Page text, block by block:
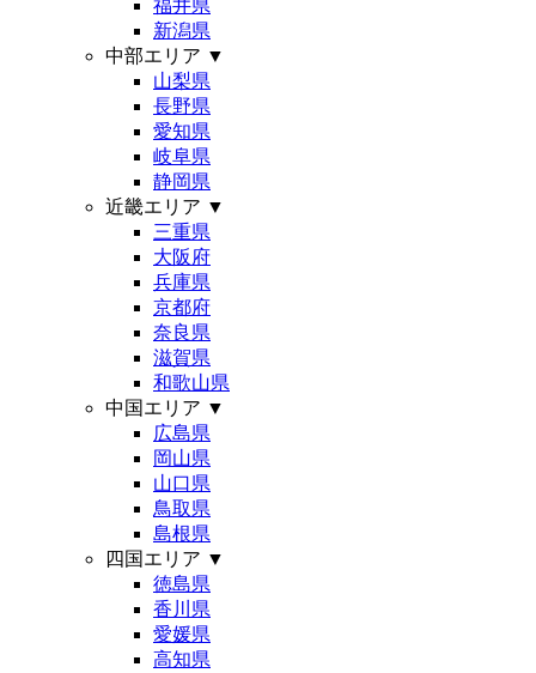
福井県
新潟県
中部エリア ▼
山梨県
長野県
愛知県
岐阜県
静岡県
近畿エリア ▼
三重県
大阪府
兵庫県
京都府
奈良県
滋賀県
和歌山県
中国エリア ▼
広島県
岡山県
山口県
鳥取県
島根県
四国エリア ▼
徳島県
香川県
愛媛県
高知県